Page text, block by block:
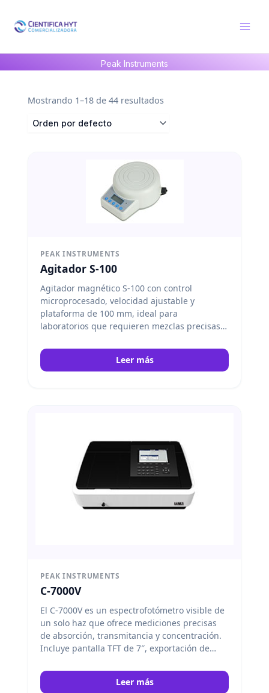
contenido
Peak Instruments
Mostrando 1–18 de 44 resultados
PEAK INSTRUMENTS
Agitador S-100
Agitador magnético S-100 con control
microprocesado, velocidad ajustable y
plataforma de 100 mm, ideal para
laboratorios que requieren mezclas precisas.
Leer más
PEAK INSTRUMENTS
C-7000V
El C-7000V es un espectrofotómetro visible de
un solo haz que ofrece mediciones precisas
de absorción, transmitancia y concentración.
Incluye pantalla TFT de 7″, exportación de
320-1100 nm. Peak Instruments
Leer más